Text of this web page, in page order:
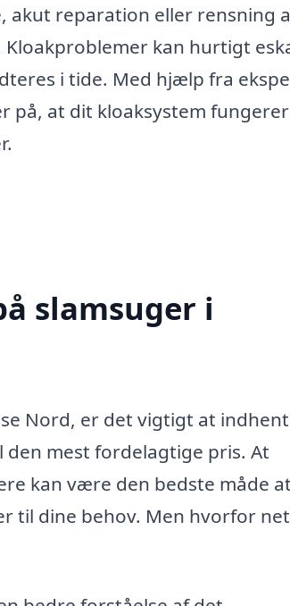
akut reparation eller rensning
kan hurtigt
i tide. Med hjælp fra
på, at dit kloaksystem fungerer
slamsuger i
Nord, er det vigtigt at
mest fordelagtige pris. At
kan være den bedste måde
til dine behov. Men hvorfor